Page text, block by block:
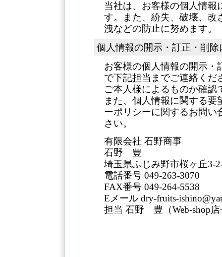
当社は、お客様の個人情報
す。また、紛失、破壊、改
洩などの防止に努めます。
個人情報の開示・訂正・削
お客様の個人情報の開示・
で下記担当までご連絡くだ
ご本人様によるものか確
また、個人情報に関する
ーポリシーに関するお問い
さい。
有限会社 石野商事
石野 豊
埼玉県ふじみ野市桜ヶ丘3-
電話番号 049-263-3070
FAX番号 049-264-5538
Eメール dry-fruits-
担当 石野 豊（Web-shop店